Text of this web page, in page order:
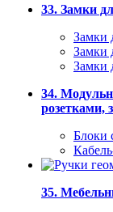
33. Замки
Замки
Замки
Замки
34.
розетками,
Блоки
35.